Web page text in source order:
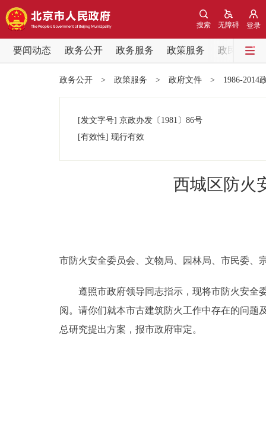
登录
无障碍
搜索
要闻动态 政务公开 政务服务 政策服务
政民互动
党中央精神
政策兑现
决策公开
政务服务
政务公开 > 政策服务 > 政府文件 > 1986-2014
[发文字号] 京政办发 〔1981〕 86号
[有效性] 现行有效
西城区防火
市防火安全委员会、文物局、园林局、市民委、
遵照市政府领导同志指示，现将市防火安全委
阅。请你们就本市古建筑防火工作中存在的问题
总研究提出方案，报市政府审定。